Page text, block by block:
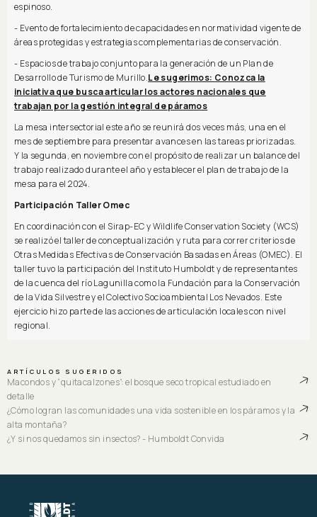
espinoso.
- Evento de fortalecimiento de capacidades en normatividad vigente de
áreas protegidas y estrategias complementarias de conservación.
- Espacios de trabajo conjunto para la generación de un Plan de
Desarrollo de Turismo de Murillo.Le sugerimos: Conozca la
iniciativa que busca articular los actores nacionales que
trabajan por la gestión integral de páramos
La mesa intersectorial este año se reunirá dos veces más, una en el
mes de septiembre para presentar avances en las tareas priorizadas.
Y la segunda, en noviembre con el propósito de realizar un balance del
trabajo realizado durante el año y establecer el plan de trabajo de la
mesa para el 2024.
Participación Taller Omec
En coordinación con el Sirap-EC y Wildlife Conservation Society (WCS)
se realizó el taller de conceptualización y ruta para correr criterios de
Otras Medidas Efectivas de Conservación Basadas en Áreas (OMEC). El
taller tuvo la participación del Instituto Humboldt y de representantes
de la cuenca del río Lagunilla como la Fundación para la Conservación
de la Vida Silvestre y el Colectivo Socioambiental Los Nevados. Este
ejercicio hizo parte de las acciones de articulación locales con nivel
regional.
ARTÍCULOS SUGERIDOS
Macondos y “quitacalzones”: el bosque seco tropical estudiado en
detalle
¿Cómo logran las comunidades una vida sostenible en los páramos y la
alta montaña?
¿Y si nos quedamos sin insectos? - Humboldt Convida